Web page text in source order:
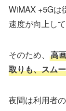
WiMAX +5Gは
速度が向上して
そのため、
高
取りも、スム
夜間は利用者